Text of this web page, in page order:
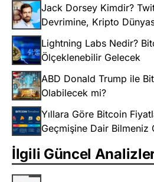
Jack Dorsey Kimdir?
Devrimine, Kripto
Lightning Labs Nedir?
Ölçeklenebilir Gelecek
ABD Donald Trump ile
Olabilecek mi?
Yıllara Göre Bitcoin
Geçmişine Dair Bilmeniz
İlgili Güncel